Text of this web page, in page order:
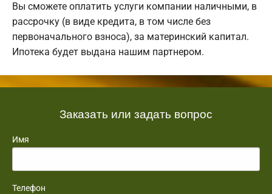
Вы сможете оплатить услуги компании наличными, в
рассрочку (в виде кредита, в том числе без
первоначального взноса), за материнский капитал.
Ипотека будет выдана нашим партнером.
Заказать или задать вопрос
Имя
Телефон